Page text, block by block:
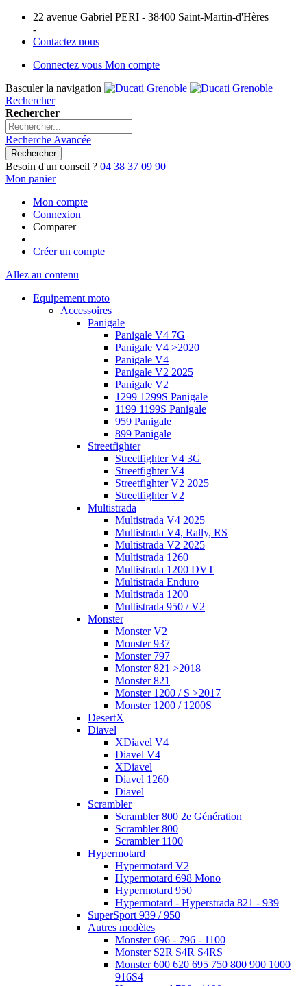
22 avenue Gabriel PERI - 38400 Saint-Martin-d'Hères
-
Contactez nous
Connectez vous Mon compte
Basculer la navigation
Rechercher
Rechercher
Recherche Avancée
Rechercher
Besoin d'un conseil ? 04 38 37 09 90
Mon panier
Mon compte
Connexion
Comparer
Créer un compte
Allez au contenu
Equipement moto
Accessoires
Panigale
Panigale V4 7G
Panigale V4 >2020
Panigale V4
Panigale V2 2025
Panigale V2
1299 1299S Panigale
1199 1199S Panigale
959 Panigale
899 Panigale
Streetfighter
Streetfighter V4 3G
Streetfighter V4
Streetfighter V2 2025
Streetfighter V2
Multistrada
Multistrada V4 2025
Multistrada V4, Rally, RS
Multistrada V2 2025
Multistrada 1260
Multistrada 1200 DVT
Multistrada Enduro
Multistrada 1200
Multistrada 950 / V2
Monster
Monster V2
Monster 937
Monster 797
Monster 821 >2018
Monster 821
Monster 1200 / S >2017
Monster 1200 / 1200S
DesertX
Diavel
XDiavel V4
Diavel V4
XDiavel
Diavel 1260
Diavel
Scrambler
Scrambler 800 2e Génération
Scrambler 800
Scrambler 1100
Hypermotard
Hypermotard V2
Hypermotard 698 Mono
Hypermotard 950
Hypermotard - Hyperstrada 821 - 939
SuperSport 939 / 950
Autres modèles
Monster 696 - 796 - 1100
Monster S2R S4R S4RS
Monster 600 620 695 750 800 900 1000
916S4